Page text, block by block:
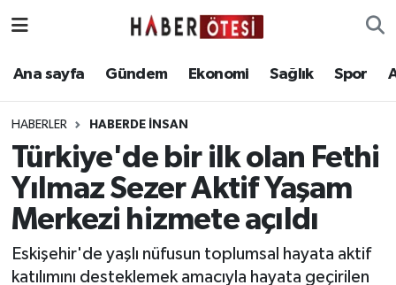
Ana sayfa Gündem Ekonomi Sağlık Spor
HABERLER HABERDE İNSAN
Türkiye'de bir ilk olan Fethi
Yılmaz Sezer Aktif Yaşam
Merkezi hizmete açıldı
Eskişehir'de yaşlı nüfusun toplumsal hayata aktif
katılımını desteklemek amacıyla hayata geçirilen
Ana sayfa
Ekonomi
Sağlık
Spor
Eskişehir Nöbetçi Eczaneler
Eskişehir Namaz Vakitleri
Eskişehir Trafik Yoğunluk Haritası
Süper Lig Puan Durumu ve Fikstür